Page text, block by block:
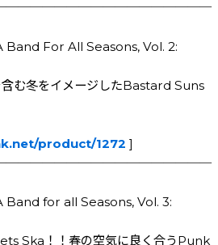
For All Seasons, Vol. 2:
む冬をイメージしたBastard Suns
product/1272 ]
Band for all Seasons, Vol. 3:
Ska！！春の空気に良く合うPunk